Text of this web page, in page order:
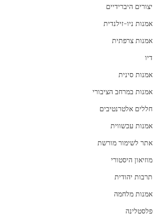
יצורים היברידיים
אמנות ניו-זילנדית
אמנות צרפתית
דיו
אמנות סינית
אמנות במרחב הציבורי
חללים אלטרנטיבים
אמנות עכשווית
אתר לשימור מורשת
מוזיאון היסטורי
תרבות יהודית
אמנות מלחמה
פלסטלינה